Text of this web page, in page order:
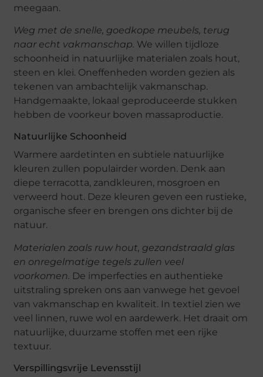
meegaan.
Weg met de snelle, goedkope meubels, terug
naar echt vakmanschap. We willen tijdloze
schoonheid in natuurlijke materialen zoals hout,
steen en klei. Oneffenheden worden gezien als
tekenen van ambachtelijk vakmanschap.
Handgemaakte, lokaal geproduceerde stukken
hebben de voorkeur boven massaproductie.
Natuurlijke Schoonheid
Warmere aardetinten en subtiele natuurlijke
kleuren zullen populairder worden. Denk aan
diepe terracotta, zandkleuren, mosgroen en
verweerd hout. Deze kleuren geven een rustieke,
organische sfeer en brengen ons dichter bij de
natuur.
Materialen zoals ruw hout, gezandstraald glas
en onregelmatige tegels zullen veel
voorkomen. De imperfecties en authentieke
uitstraling spreken ons aan vanwege het gevoel
van vakmanschap en kwaliteit. In textiel zien we
veel linnen, ruwe wol en aardewerk. Het draait om
natuurlijke, duurzame stoffen met een rijke
textuur.
Verspillingsvrije Levensstijl